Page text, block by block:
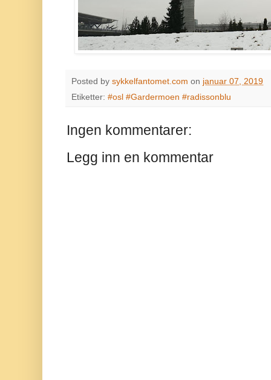
Posted by sykkelfantomet.com on januar 07, 2019
Etiketter: #osl #Gardermoen #radissonblu
Ingen kommentarer:
Legg inn en kommentar